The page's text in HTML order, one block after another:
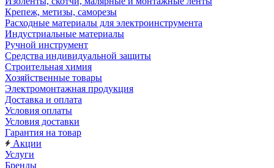
Крепеж, метизы, саморезы
Расходные материалы для электроинструмента
Индустриальные материалы
Ручной инструмент
Средства индивидуальной защиты
Строительная химия
Хозяйственные товары
Электромонтажная продукция
Доставка и оплата
Условия оплаты
Условия доставки
Гарантия на товар
Акции
Услуги
Бренды